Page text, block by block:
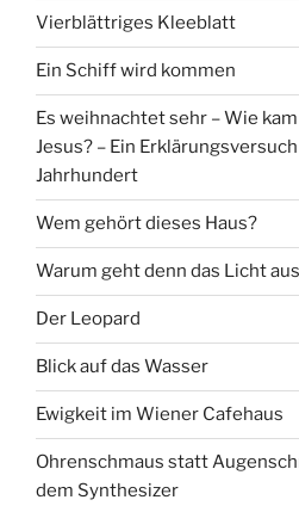
Vierblättriges Kleeblatt
Ein Schiff wird kommen
Es weihnachtet sehr – Wie
Jesus? – Ein
Jahrhundert
Wem gehört dieses Haus?
Warum geht denn das Licht
Der Leopard
Blick auf das Wasser
Ewigkeit im Wiener Cafehaus
Ohrenschmaus statt
dem Synthesizer